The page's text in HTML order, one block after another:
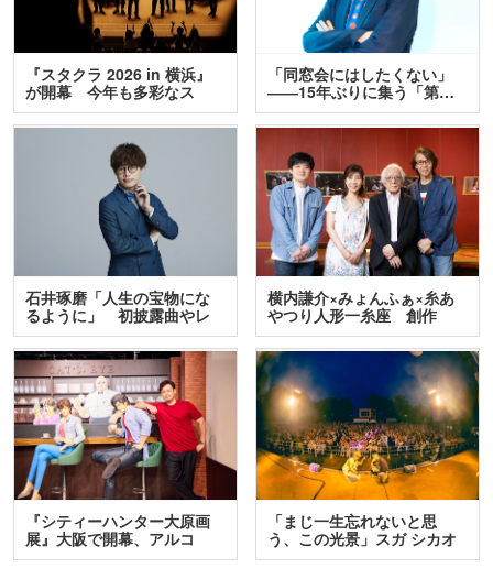
『スタクラ 2026 in 横浜』
が開幕 今年も多彩なス
テ…
「同窓会にはしたくない」
――15年ぶりに集う「第…
石井琢磨「人生の宝物にな
るように」 初披露曲やレ
ア…
横内謙介×みょんふぁ×糸あ
やつり人形一糸座 創作
人…
『シティーハンター大原画
展』大阪で開幕、アルコ
＆…
「まじ一生忘れないと思
う、この光景」スガ シカオ
と…